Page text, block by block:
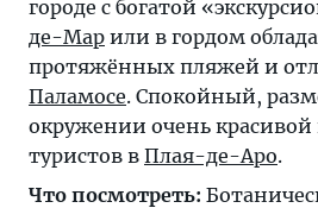
городе с богатой
де-Мар или в гордом
протяжённых пляжей и
Паламосе. Спокойный,
окружении очень
туристов в Плая-де-Аро.
Что посмотреть: